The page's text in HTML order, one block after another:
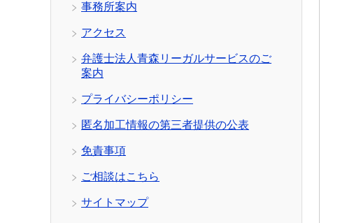
事務所案内
アクセス
弁護士法人青森リーガルサービスのご
案内
プライバシーポリシー
匿名加工情報の第三者提供の公表
免責事項
ご相談はこちら
サイトマップ